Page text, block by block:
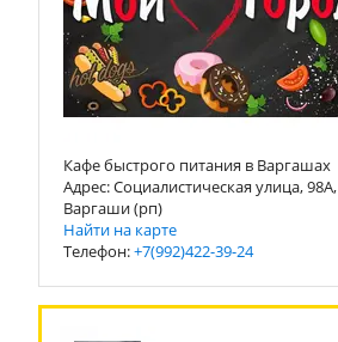
Кафе быстрого питания в Варгашах
Адрес: Социалистическая улица, 98А,
Варгаши (рп)
Найти на карте
Телефон:+7(992)422-39-24